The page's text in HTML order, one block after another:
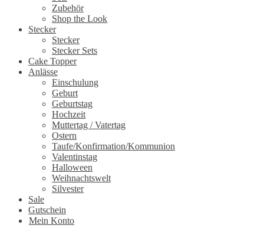
Zubehör
Shop the Look
Stecker
Stecker
Stecker Sets
Cake Topper
Anlässe
Einschulung
Geburt
Geburtstag
Hochzeit
Muttertag / Vatertag
Ostern
Taufe/Konfirmation/Kommunion
Valentinstag
Halloween
Weihnachtswelt
Silvester
Sale
Gutschein
Mein Konto